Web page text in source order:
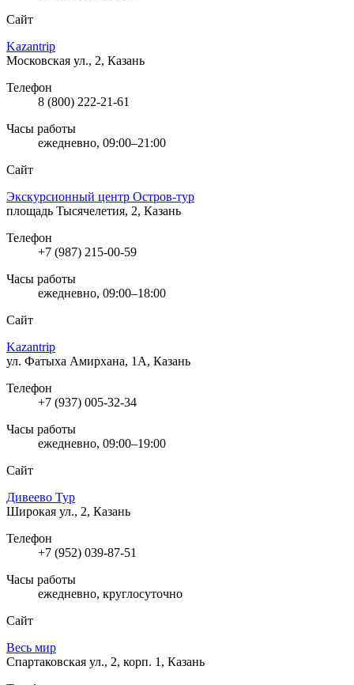
Сайт
Kazantrip
Московская ул., 2, Казань
Телефон
8 (800) 222-21-61
Часы работы
ежедневно, 09:00–21:00
Сайт
Экскурсионный центр Остров-тур
площадь Тысячелетия, 2, Казань
Телефон
+7 (987) 215-00-59
Часы работы
ежедневно, 09:00–18:00
Сайт
Kazantrip
ул. Фатыха Амирхана, 1А, Казань
Телефон
+7 (937) 005-32-34
Часы работы
ежедневно, 09:00–19:00
Сайт
Дивеево Тур
Широкая ул., 2, Казань
Телефон
+7 (952) 039-87-51
Часы работы
ежедневно, круглосуточно
Сайт
Весь мир
Спартаковская ул., 2, корп. 1, Казань